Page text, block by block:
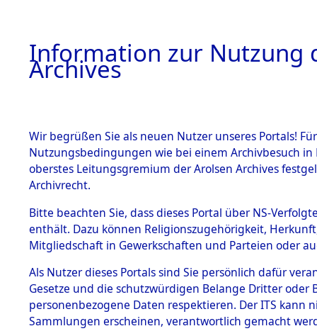
BESTÄNDE
1.
mente
5. Verschiedenes
5.3
Todesmärsche
Achmühle
Information zur Nutzung
Archives
Wir begrüßen Sie als neuen Nutzer unseres Portals!
Nutzungsbedingungen wie bei einem Archivbesuch
oberstes Leitungsgremium der Arolsen Archives
Archivrecht.
Bitte beachten Sie, dass dieses Portal über NS-
enthält. Dazu können Religionszugehörigkeit,
Mitgliedschaft in Gewerkschaften und Parteien oder
Als Nutzer dieses Portals sind Sie persönlich dafür
Gesetze und die schutzwürdigen Belange Dritter
personenbezogene Daten respektieren. Der ITS
Sammlungen erscheinen, verantwortlich gemacht